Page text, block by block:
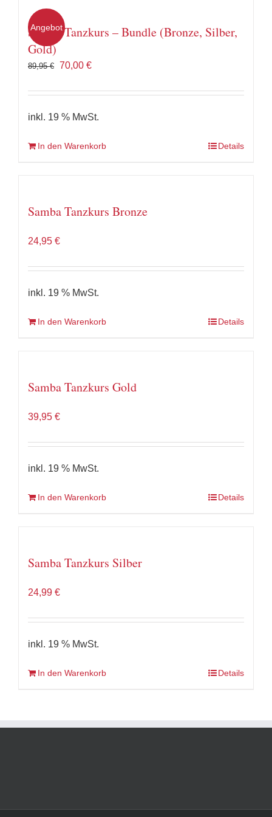
Angebot
Samba Tanzkurs – Bundle (Bronze, Silber,
Gold)
89,95€ Ursprünglicher
war:
70,00 €Aktueller
ist:
inkl. 19 % MwSt.
In den Warenkorb Details
Samba Tanzkurs Bronze
24,95 €
inkl. 19 % MwSt.
In den Warenkorb Details
Samba Tanzkurs Gold
39,95 €
inkl. 19 % MwSt.
In den Warenkorb Details
Samba Tanzkurs Silber
24,99 €
inkl. 19 % MwSt.
In den Warenkorb Details